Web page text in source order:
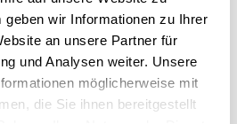
geben wir Informationen zu Ihrer
an unsere Partner für
und Analysen weiter. Unsere
möglicherweise mit
die Sie ihnen bereitgestellt
Beispiel das Studienbüro, die Mensa,
ihr euch darüber klar werden, ob
Studentinnen und
kommt. Oder ob ihr eher an einer
Studiengängen Interesse habt.
Studieninfoveranstaltungen ist bei